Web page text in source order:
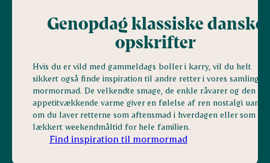
Genopdag klassiske danske
opskrifter
Hvis du er vild med gammeldags boller i karry, vil du helt
sikkert også finde inspiration til andre retter i vores samling af
mormormad. De velkendte smage, de enkle råvarer og den
appetitvækkende varme giver en følelse af ren nostalgi uanset
om du laver retterne som aftensmad i hverdagen eller som et
lækkert weekendmåltid for hele familien.
Find inspiration til mormormad